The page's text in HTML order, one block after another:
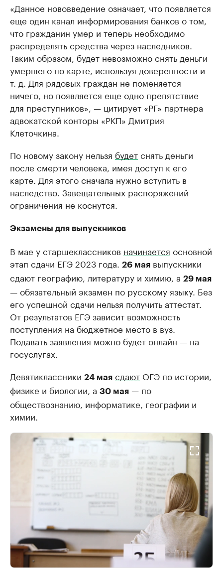
«Данное нововведение означает, что появляется
еще один канал информирования банков о том,
что гражданин умер и теперь необходимо
распределять средства через наследников.
Таким образом, будет невозможно снять деньги
умершего по карте, используя доверенности и
т. д. Для рядовых граждан не поменяется
ничего, но появляется еще одно препятствие
для преступников», — цитирует «РГ» партнера
адвокатской конторы «РКП» Дмитрия
Клеточкина.
По новому закону нельзя будетснять деньги
после смерти человека, имея доступ к его
карте. Для этого сначала нужно вступить в
наследство. Завещательных распоряжений
ограничения не коснутся.
Экзамены для выпускников
В мае у старшеклассников начинается основной
этап сдачи ЕГЭ 2023 года.
26 мая выпускники
сдают географию, литературу и химию, а 29 мая
— обязательный экзамен по русскому языку. Без
его успешной сдачи нельзя получить аттестат.
От результатов ЕГЭ зависит возможность
поступления на бюджетное место в вуз.
Подавать заявления можно будет онлайн — на
госуслугах.
Девятиклассники 24 мая сдают ОГЭ по истории,
физике и биологии, а 30 мая — по
обществознанию, информатике, географии и
химии.